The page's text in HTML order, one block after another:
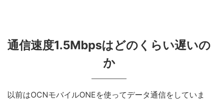
通信速度1.5Mbpsはどのくらい遅いの
か
以前はOCNモバイルONEを使ってデータ通信をしていま